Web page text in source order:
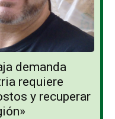
demanda
requiere
y recuperar